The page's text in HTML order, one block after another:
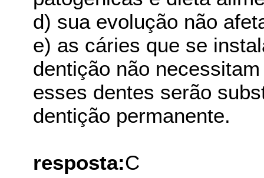
d) sua evolução não
e) as cáries que se
dentição não
esses dentes serão
dentição permanente.
resposta:C